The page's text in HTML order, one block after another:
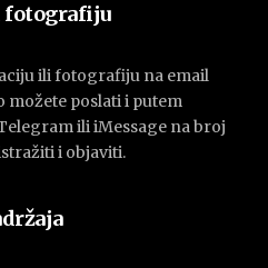
fotografiju
ili fotografiju na email
možete poslati i putem
ili iMessage na broj
i objaviti.